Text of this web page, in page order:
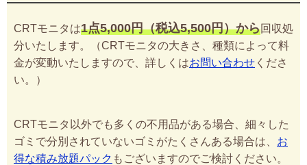
CRTモニタは1点5,000円（税込5,500円）から回収処
分いたします。（CRTモニタの大きさ、種類によって料
金が変動いたしますので、詳しくはお問い合わせ くださ
い。）
CRTモニタ以外でも多くの不用品がある場合、細々した
ゴミで分別されていないゴミがたくさんある場合は、 お
得な積み放題パック もございますのでご検討ください。